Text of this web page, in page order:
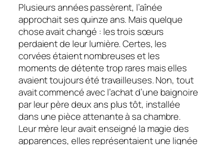
Plusieurs années passèrent, l’aînée
approchait ses quinze ans. Mais quelque
chose avait changé : les trois sœurs
perdaient de leur lumière. Certes, les
corvées étaient nombreuses et les
moments de détente trop rares mais elles
avaient toujours été travailleuses. Non, tout
avait commencé avec l’achat d’une baignoire
par leur père deux ans plus tôt, installée
dans une pièce attenante à sa chambre.
Leur mère leur avait enseigné la magie des
apparences, elles représentaient une lignée